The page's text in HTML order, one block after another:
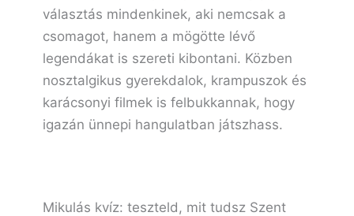
választás mindenkinek, aki nemcsak a
csomagot, hanem a mögötte lévő
legendákat is szereti kibontani. Közben
nosztalgikus gyerekdalok, krampuszok és
karácsonyi filmek is felbukkannak, hogy
igazán ünnepi hangulatban játszhass.
Mikulás kvíz: teszteld, mit tudsz Szent